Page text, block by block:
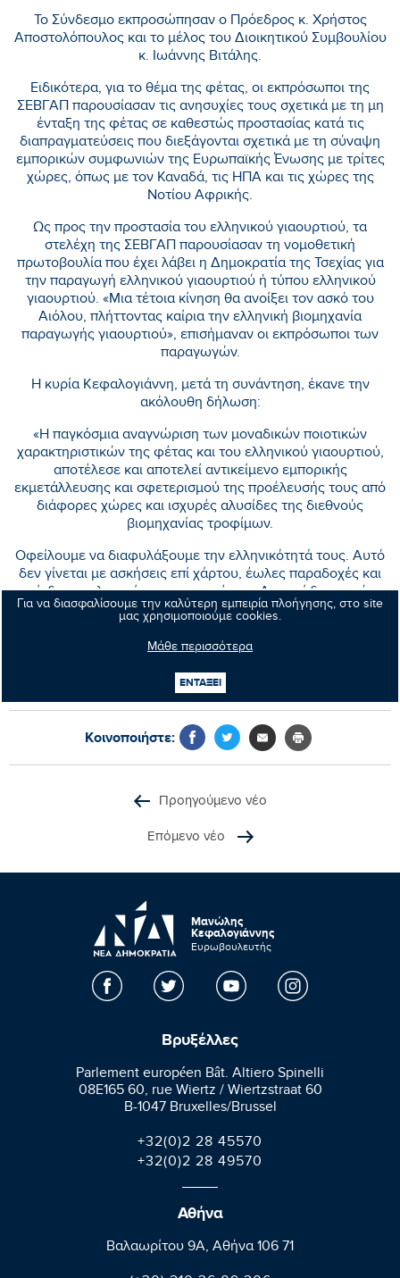
Για να διασφαλίσουμε την καλύτερη εμπειρία πλοήγησης, στο site
μας χρησιμοποιούμε cookies.
Μάθε περισσότερα
ΕΝΤΑΞΕΙ
Το Σύνδεσμο εκπροσώπησαν ο Πρόεδρος κ. Χρήστος
Αποστολόπουλος και το μέλος του Διοικητικού Συμβουλίου
κ. Ιωάννης Βιτάλης.
Ειδικότερα, για το θέμα της φέτας, οι εκπρόσωποι της
ΣΕΒΓΑΠ παρουσίασαν τις ανησυχίες τους σχετικά με τη μη
ένταξη της φέτας σε καθεστώς προστασίας κατά τις
διαπραγματεύσεις που διεξάγονται σχετικά με τη σύναψη
εμπορικών συμφωνιών της Ευρωπαϊκής Ένωσης με τρίτες
χώρες, όπως με τον Καναδά, τις ΗΠΑ και τις χώρες της
Νοτίου Αφρικής.
Ως προς την προστασία του ελληνικού γιαουρτιού, τα
στελέχη της ΣΕΒΓΑΠ παρουσίασαν τη νομοθετική
πρωτοβουλία που έχει λάβει η Δημοκρατία της Τσεχίας για
την παραγωγή ελληνικού γιαουρτιού ή τύπου ελληνικού
γιαουρτιού. «Μια τέτοια κίνηση θα ανοίξει τον ασκό του
Αιόλου, πλήττοντας καίρια την ελληνική βιομηχανία
παραγωγής γιαουρτιού», επισήμαναν οι εκπρόσωποι των
παραγωγών.
Η κυρία Κεφαλογιάννη, μετά τη συνάντηση, έκανε την
ακόλουθη δήλωση:
«Η παγκόσμια αναγνώριση των μοναδικών ποιοτικών
χαρακτηριστικών της φέτας και του ελληνικού γιαουρτιού,
αποτέλεσε και αποτελεί αντικείμενο εμπορικής
εκμετάλλευσης και σφετερισμού της προέλευσής τους από
διάφορες χώρες και ισχυρές αλυσίδες της διεθνούς
βιομηχανίας τροφίμων.
Οφείλουμε να διαφυλάξουμε την ελληνικότητά τους. Αυτό
δεν γίνεται με ασκήσεις επί χάρτου, έωλες παραδοχές και
επικίνδυνες ολιγωρίες και συναινέσεις. Απαιτεί δυναμική και
συντονισμένη διεκδίκηση, στο πλαίσιο των ευρωπαϊκών
θεσμών και κανόνων, αλλά και των δικαιωμάτων της
Ελλάδας στην υπογραφή εμπορικών συμφωνιών και στην
Κοινοποιήστε:
Προηγούμενο νέο
Επόμενο νέο
Μανώλης
Κεφαλογιάννης
Ευρωβουλευτής
Βρυξέλλες
Parlement européen Bât. Altiero Spinelli
08E165 60, rue Wiertz / Wiertzstraat 60
B-1047 Bruxelles/Brussel
+32(0)2 28 45570
+32(0)2 28 49570
Αθήνα
Βαλαωρίτου 9A, Aθήνα 106 71